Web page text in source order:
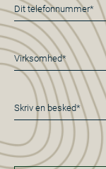
Telefon
*
Virksomhed*
*
Besked
*